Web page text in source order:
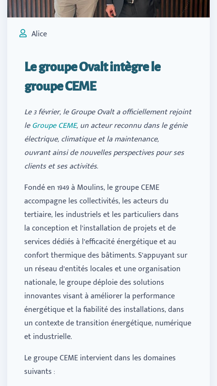
Alice
Le groupe Ovalt intègre le
groupe CEME
Le 3 février, le Groupe Ovalt a officiellement rejoint
leGroupe CEME, un acteur reconnu dans le génie
électrique, climatique et la maintenance,
ouvrant ainsi de nouvelles perspectives pour ses
clients et ses activités.
Fondé en 1949 à Moulins, le groupe CEME
accompagne les collectivités, les acteurs du
tertiaire, les industriels et les particuliers dans
la conception et l’installation de projets et de
services dédiés à l’efficacité énergétique et au
confort thermique des bâtiments. S’appuyant sur
un réseau d’entités locales et une organisation
nationale, le groupe déploie des solutions
innovantes visant à améliorer la performance
énergétique et la fiabilité des installations, dans
un contexte de transition énergétique, numérique
et industrielle.
Le groupe CEMEintervient dans les domaines
suivants :